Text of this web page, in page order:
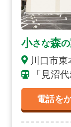
小さな森の
川口市
「見沼
電話を